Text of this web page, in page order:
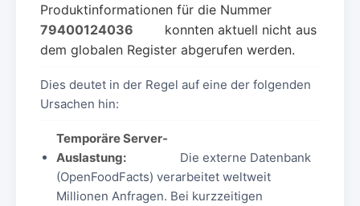
Produktinformationen für die Nummer
79400124036
konnten aktuell nicht aus
dem globalen Register abgerufen werden.
Dies deutet in der Regel auf eine der folgenden
Ursachen hin:
Temporäre Server-
Auslastung:
Die externe Datenbank
(OpenFoodFacts) verarbeitet weltweit
Millionen Anfragen. Bei kurzzeitigen